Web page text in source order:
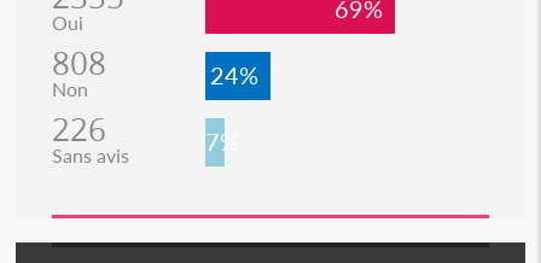
Oui 69%
808
Non 24%
226
Sans avis 7%